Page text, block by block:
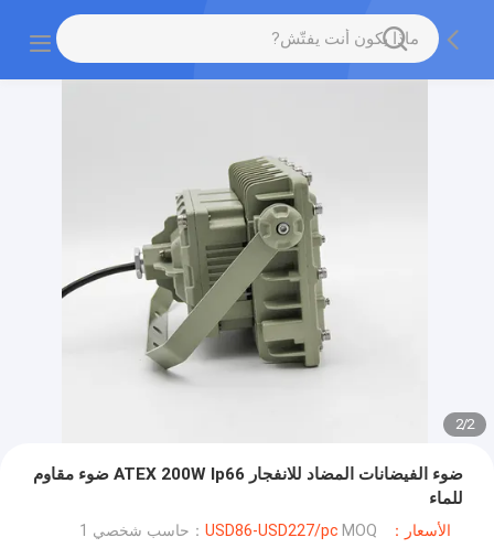
2
/
2
ضوء الفيضانات المضاد للانفجار ATEX 200W Ip66 ضوء مقاوم
للماء
الأسعار：USD86-USD227/pc MOQ：حاسب شخصي 1